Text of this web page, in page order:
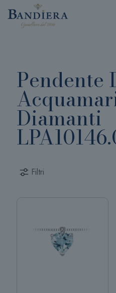
Pendente
Diamanti
Filtri